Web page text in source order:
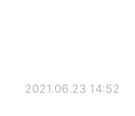
2021.06.23 14:52